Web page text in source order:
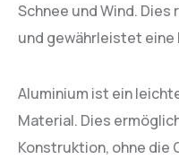
Schnee und Wind.
und gewährleistet eine
Aluminium ist ein
Material. Dies
Konstruktion, ohne die